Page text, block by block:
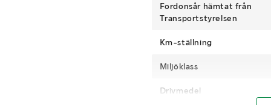
Fordonsår hämtat från
Transportstyrelsen
Km-ställning
Miljöklass
Drivmedel